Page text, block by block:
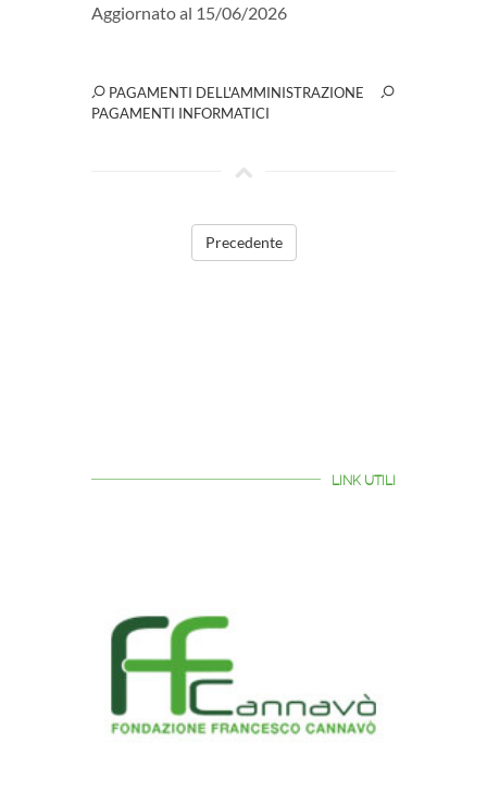
Aggiornato al 15/06/2026
PAGAMENTI DELL'AMMINISTRAZIONE
PAGAMENTI INFORMATICI
Precedente
LINK UTILI